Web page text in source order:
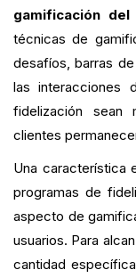
gamificación
técnicas de
desafíos, barras
las interacciones
fidelización sean
clientes
Una característica
programas de
aspecto de
usuarios. Para
cantidad